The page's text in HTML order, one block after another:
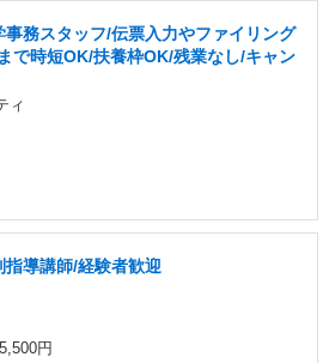
務スタッフ/伝票入力やファイリング
で時短OK/扶養枠OK/残業なし/キャン
ィ
導講師/経験者歓迎
円